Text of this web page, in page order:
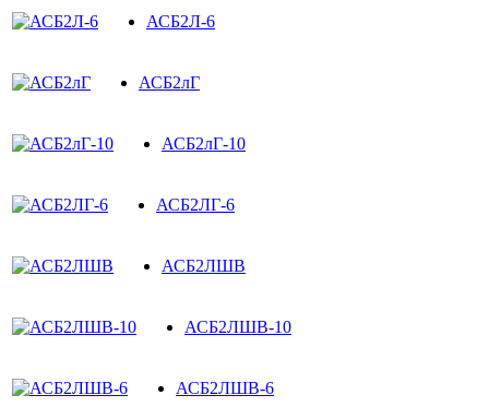
АСБ2Л-6
АСБ2лГ
АСБ2лГ-10
АСБ2ЛГ-6
АСБ2ЛШВ
АСБ2ЛШВ-10
АСБ2ЛШВ-6